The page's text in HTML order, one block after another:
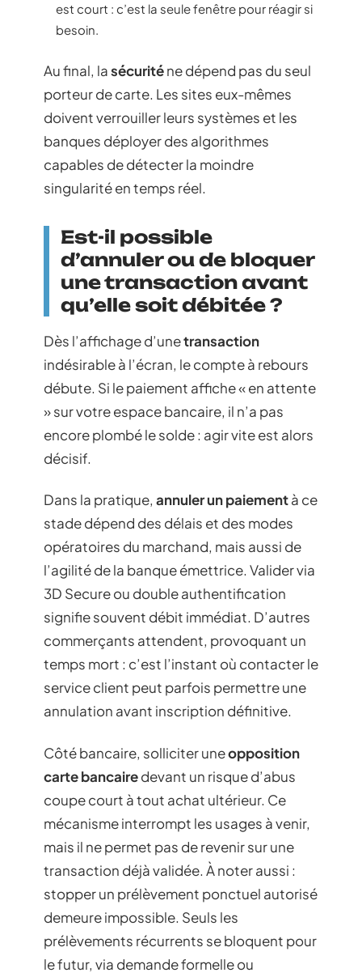
est court : c’est la seule fenêtre pour réagir si
besoin.
Au final, lasécuriténe dépend pas du seul
porteur de carte. Les sites eux-mêmes
doivent verrouiller leurs systèmes et les
banques déployer des algorithmes
capables de détecter la moindre
singularité en temps réel.
Est-il possible
d’annuler ou de bloquer
une transaction avant
qu’elle soit débitée ?
Dès l’affichage d’unetransaction
indésirable à l’écran, le compte à rebours
débute. Si le paiement affiche « en attente
» sur votre espace bancaire, il n’a pas
encore plombé le solde : agir vite est alors
décisif.
Dans la pratique, annuler un paiementà ce
stade dépend des délais et des modes
opératoires du marchand, mais aussi de
l’agilité de la banque émettrice. Valider via
3D Secure ou double authentification
signifie souvent débit immédiat. D’autres
commerçants attendent, provoquant un
temps mort : c’est l’instant où contacter le
service client peut parfois permettre une
annulation avant inscription définitive.
Côté bancaire, solliciter uneopposition
carte bancairedevant un risque d’abus
coupe court à tout achat ultérieur. Ce
mécanisme interrompt les usages à venir,
mais il ne permet pas de revenir sur une
transaction déjà validée. À noter aussi :
stopper un prélèvement ponctuel autorisé
demeure impossible. Seuls les
prélèvements récurrents se bloquent pour
le futur, via demande formelle ou